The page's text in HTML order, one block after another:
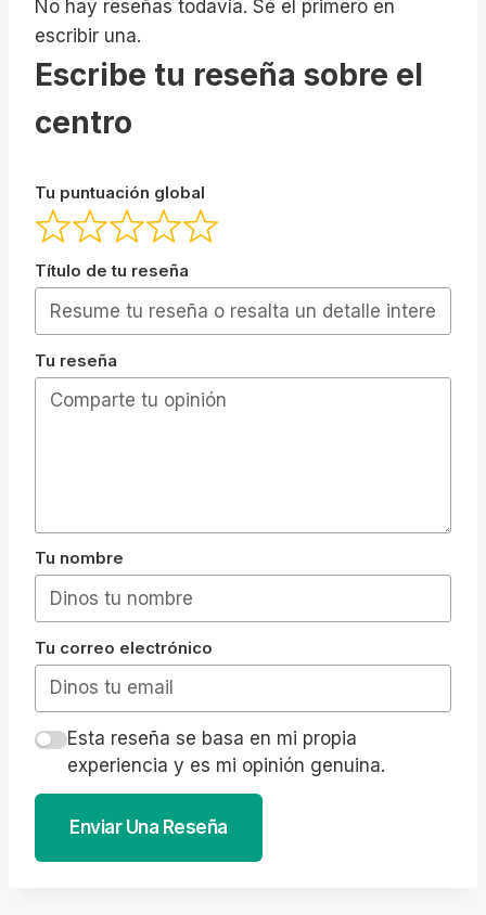
No hay reseñas todavía. Sé el primero en
escribir una.
Escribe tu reseña sobre el
centro
Tu puntuación global
Título de tu reseña
Tu reseña
Tu nombre
Tu correo electrónico
Esta reseña se basa en mi propia
experiencia y es mi opinión genuina.
Enviar Una Reseña